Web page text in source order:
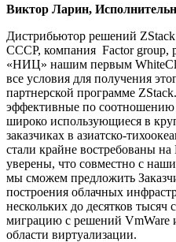
Виктор Ларин,
Дистрибьютор решений
СССР, компания Factor group,
«НИЦ» нашим первым
все условия для получения
партнерской программе
эффективные по соотношению
широко использующиеся в
заказчиках в азиатско-
стали крайне востребованы
уверены, что совместно с
мы сможем предложить
построения облачных
нескольких до десятков
миграцию с решений VmWare
области виртуализации.